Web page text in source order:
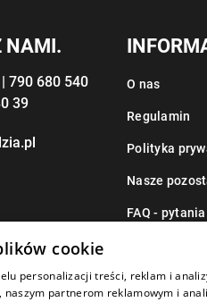
NAMI.
790 680 540
39
O nas
Regulamin
Polityka
Nasze
FAQ -
cookie
personalizacji treści, reklam i
naszym partnerom reklamowym i